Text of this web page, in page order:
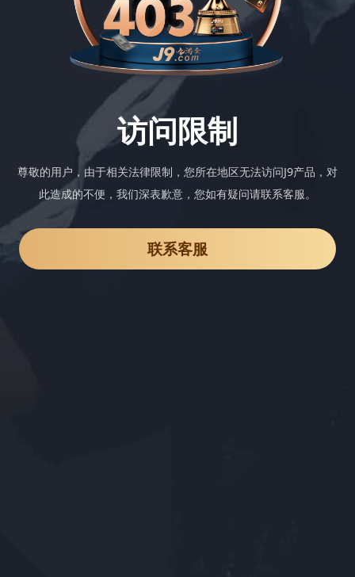
访问限制
尊敬的用户，由于相关法律限制，您所在地区无法访问J9产品，对
此造成的不便，我们深表歉意，您如有疑问请联系客服。
联系客服